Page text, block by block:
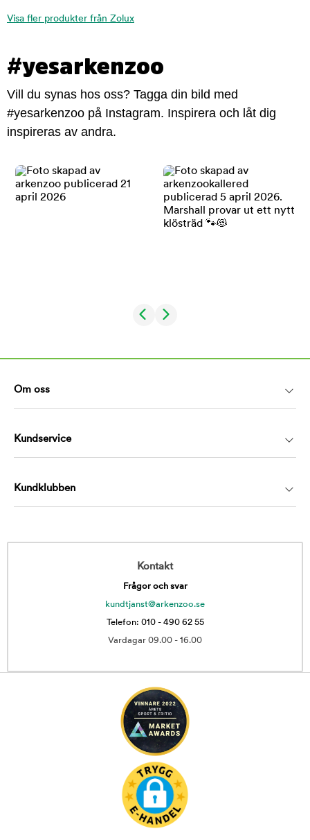
Visa fler produkter från Zolux
#yesarkenzoo
Vill du synas hos oss? Tagga din bild med
#yesarkenzoo på Instagram. Inspirera och låt dig
inspireras av andra.
Om oss
Kundservice
Kundklubben
Kontakt
Frågor och svar
kundtjanst@arkenzoo.se
Telefon: 010 - 490 62 55
Vardagar 09.00 - 16.00